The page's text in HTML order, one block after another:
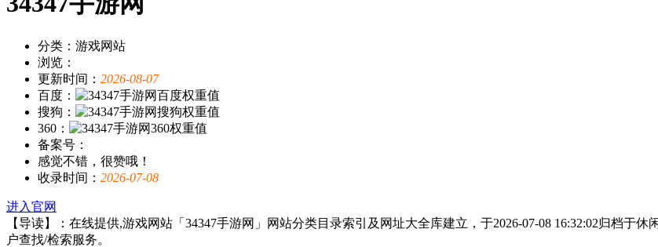
分类：游戏网站
浏览：
更新时间： 2026-08-07
百度：
搜狗：
360：
备案号：
感觉不错，很赞哦！
收录时间： 2026-07-08
进入官网
【导读】：在线提供,游戏网站「34347手游网」网站分类目录索引及网址大全库建立，于2026-07-08 16:32:02归档于
户查找/检索服务。